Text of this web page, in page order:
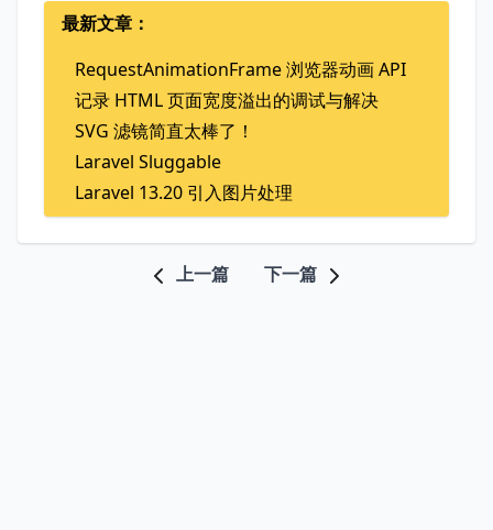
最新文章：
RequestAnimationFrame 浏览器动画 API
记录 HTML 页面宽度溢出的调试与解决
SVG 滤镜简直太棒了！
Laravel Sluggable
Laravel 13.20 引入图片处理
上一篇 下一篇